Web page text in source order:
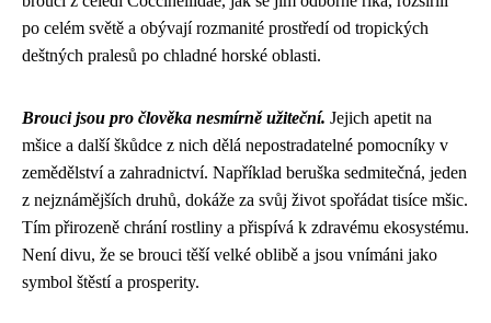
po celém světě a obývají rozmanité prostředí od tropických
deštných pralesů po chladné horské oblasti.
Brouci jsou pro člověka nesmírně užiteční. Jejich apetit na
mšice a další škůdce z nich dělá nepostradatelné pomocníky v
zemědělství a zahradnictví. Například beruška sedmitečná, jeden
z nejznámějších druhů, dokáže za svůj život spořádat tisíce mšic.
Tím přirozeně chrání rostliny a přispívá k zdravému ekosystému.
Není divu, že se brouci těší velké oblibě a jsou vnímáni jako
symbol štěstí a prosperity.